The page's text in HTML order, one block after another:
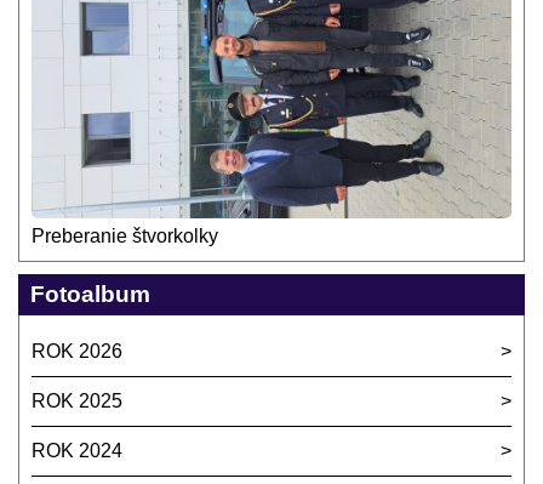
Preberanie štvorkolky
Fotoalbum
ROK 2026
ROK 2025
ROK 2024